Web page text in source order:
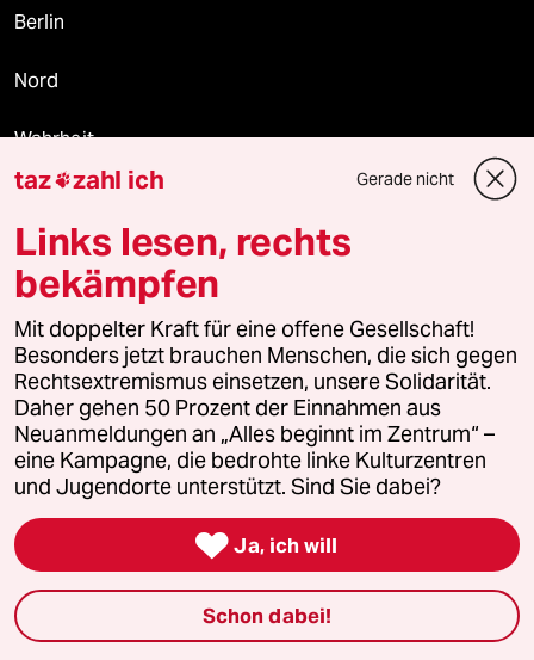
Berlin
Nord
Wahrheit
Themen
Hitze
Krieg in der Ukraine
Niedrigwasser
Ceuta
Rente
taz zahl ich Gerade nicht
Links lesen, rechts
bekämpfen
Mit doppelter Kraft für eine offene Gesellschaft!
Besonders jetzt brauchen Menschen, die sich gegen
Rechtsextremismus einsetzen, unsere Solidarität.
Daher gehen 50 Prozent der Einnahmen aus
Neuanmeldungen an „Alles beginnt im Zentrum“ –
eine Kampagne, die bedrohte linke Kulturzentren
und Jugendorte unterstützt. Sind Sie dabei?
 Ja, ich will
Schon dabei!